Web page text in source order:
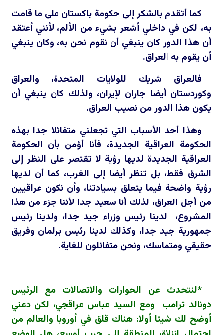
كما أتقدم بالشكر إلى حكومة باكستان على ما قامت
به، لكن في داخلي أشعر بشيء من الألم، لأنني أعتقد
أن هذا الدور كان ينبغي أن نقوم نحن به، وكان ينبغي
أن يقوم به العراق.
فالعراق شريك للولايات المتحدة، والعراق
وكوردستان أيضا جاران لإيران، ولذلك كان ينبغي أن
يكون هذا الدور من نصيب العراق.
وهذا أحد الأسباب التي تجعلني متفائلا جدا بهذه
الحكومة العراقية الجديدة، فأنا أؤمن بأن الحكومة
العراقية الجديدة لديها رؤية لا تقتصر على النظر إلى
الشرق فقط، بل تنظر أيضا إلى الغرب، كما أن لديها
رؤية واضحة فيما يتعلق بسيادتنا، وأن نكون عراقيين
من أجل العراق، لذلك أنا سعيد جدا لأننا جزء من هذا
المشروع، لدينا رئيس وزراء جيد جدا، ولدينا رئيس
جمهورية جيد جدا، وكذلك لدينا رئيس برلمان وفريق
حقيقي ومتماسك، ونحن متفائلون للغاية.
*لنتحدث عن الحوارات والاتصالات مع الرئيس
دونالد ترامب ومع السيد عباس عراقجي، لكن دعني
أوضح لك شيئا أولا: هناك قلق في أوروبا والعالم من